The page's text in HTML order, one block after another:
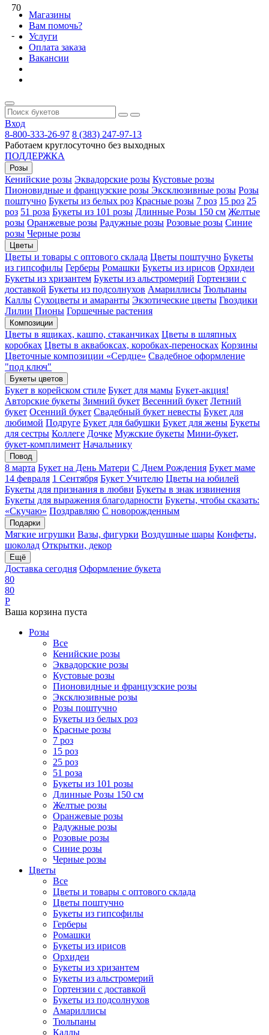
Магазины
Вам помочь?
Услуги
Оплата заказа
Вакансии
Вход
8-800-333-26-97 8 (383) 247-97-13
Работаем круглосуточно без выходных
ПОДДЕРЖКА
Розы
Кенийские розы Эквадорские розы Кустовые розы
Пионовидные и французские розы Эксклюзивные розы Розы
поштучно Букеты из белых роз Красные розы 7 роз 15 роз 25
роз 51 роза Букеты из 101 розы Длинные Розы 150 см Желтые
розы Оранжевые розы Радужные розы Розовые розы Синие
розы Черные розы
Цветы
Цветы и товары с оптового склада Цветы поштучно Букеты
из гипсофилы Герберы Ромашки Букеты из ирисов Орхидеи
Букеты из хризантем Букеты из альстромерий Гортензии с
доставкой Букеты из подсолнухов Амариллисы Тюльпаны
Каллы Сухоцветы и амаранты Экзотические цветы Гвоздики
Лилии Пионы Горшечные растения
Композиции
Цветы в ящиках, кашпо, стаканчиках Цветы в шляпных
коробках Цветы в аквабоксах, коробках-переносках Корзины
Цветочные композиции «Сердце» Свадебное оформление
"под ключ"
Букеты цветов
Букет в корейском стиле Букет для мамы Букет-акция!
Авторские букеты Зимний букет Весенний букет Летний
букет Осенний букет Свадебный букет невесты Букет для
любимой Подруге Букет для бабушки Букет для жены Букеты
для сестры Коллеге Дочке Мужские букеты Мини-букет,
букет-комплимент Начальнику
Повод
8 марта Букет на День Матери С Днем Рождения Букет маме
14 февраля 1 Сентября Букет Учителю Цветы на юбилей
Букеты для признания в любви Букеты в знак извинения
Букеты для выражения благодарности Букеты, чтобы сказать:
«Скучаю» Поздравляю С новорожденным
Подарки
Мягкие игрушки Вазы, фигурки Воздушные шары Конфеты,
шоколад Открытки, декор
Ещё
Доставка сегодня Оформление букета
80
80
Р
Ваша корзина пуста
Розы
Все
Кенийские розы
Эквадорские розы
Кустовые розы
Пионовидные и французские розы
Эксклюзивные розы
Розы поштучно
Букеты из белых роз
Красные розы
7 роз
15 роз
25 роз
51 роза
Букеты из 101 розы
Длинные Розы 150 см
Желтые розы
Оранжевые розы
Радужные розы
Розовые розы
Синие розы
Черные розы
Цветы
Все
Цветы и товары с оптового склада
Цветы поштучно
Букеты из гипсофилы
Герберы
Ромашки
Букеты из ирисов
Орхидеи
Букеты из хризантем
Букеты из альстромерий
Гортензии с доставкой
Букеты из подсолнухов
Амариллисы
Тюльпаны
Каллы
70
-